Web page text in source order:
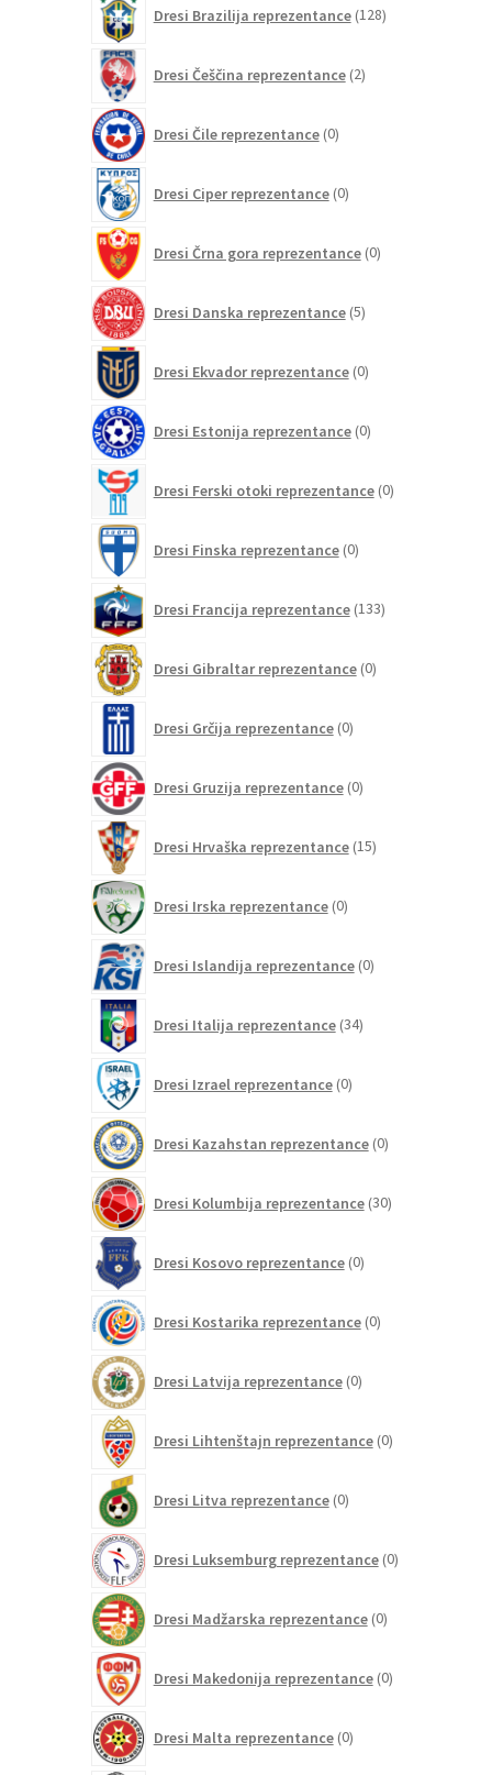
Dresi Brazilija reprezentance 128izdelkov
Dresi Češčina reprezentance 2izdelka
Dresi Čile reprezentance 0izdelkov
Dresi Ciper reprezentance 0izdelkov
Dresi Črna gora reprezentance 0izdelkov
Dresi Danska reprezentance 5izdelkov
Dresi Ekvador reprezentance 0izdelkov
Dresi Estonija reprezentance 0izdelkov
Dresi Ferski otoki reprezentance 0izdelkov
Dresi Finska reprezentance 0izdelkov
Dresi Francija reprezentance 133izdelkov
Dresi Gibraltar reprezentance 0izdelkov
Dresi Grčija reprezentance 0izdelkov
Dresi Gruzija reprezentance 0izdelkov
Dresi Hrvaška reprezentance 15izdelkov
Dresi Irska reprezentance 0izdelkov
Dresi Islandija reprezentance 0izdelkov
Dresi Italija reprezentance 34izdelkov
Dresi Izrael reprezentance 0izdelkov
Dresi Kazahstan reprezentance 0izdelkov
Dresi Kolumbija reprezentance 30izdelkov
Dresi Kosovo reprezentance 0izdelkov
Dresi Kostarika reprezentance 0izdelkov
Dresi Latvija reprezentance 0izdelkov
Dresi Lihtenštajn reprezentance 0izdelkov
Dresi Litva reprezentance 0izdelkov
Dresi Luksemburg reprezentance 0izdelkov
Dresi Madžarska reprezentance 0izdelkov
Dresi Makedonija reprezentance 0izdelkov
Dresi Malta reprezentance 0izdelkov